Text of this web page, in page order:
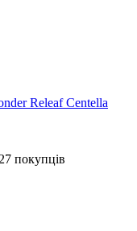
Releaf Centella
27 покупців